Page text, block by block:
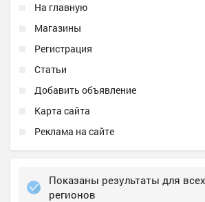
На главную
Магазины
Регистрация
Статьи
Добавить объявление
Карта сайта
Реклама на сайте
Показаны результаты для
регионов